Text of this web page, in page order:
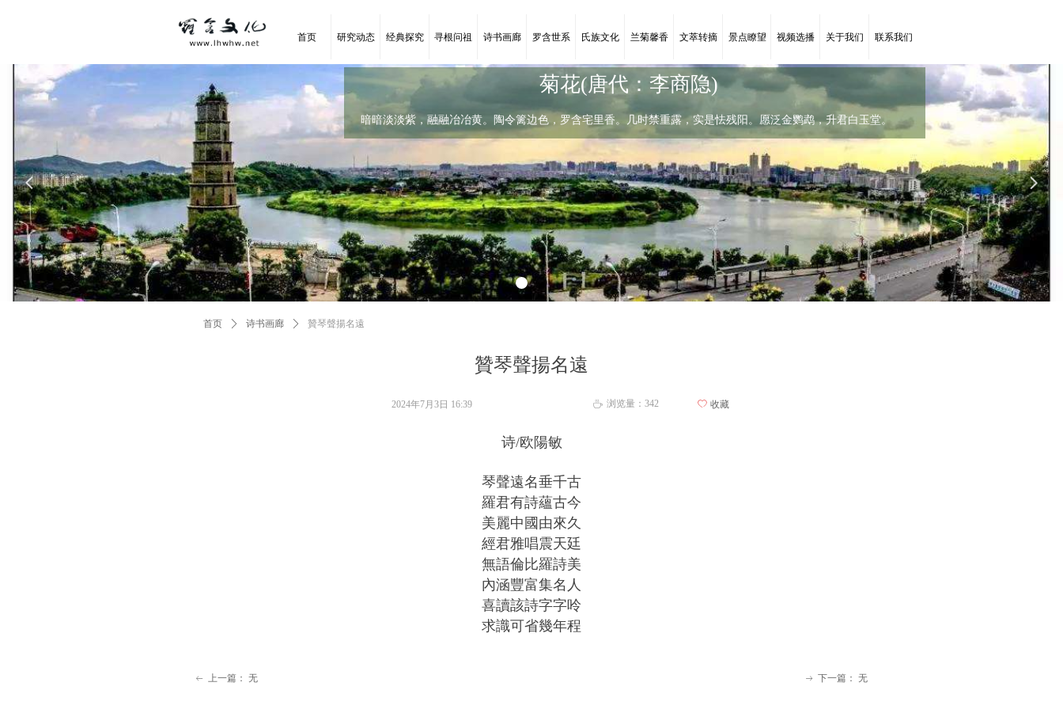
首页 研究动态 经典探究 寻根问祖 诗书画廊 罗含世系 氏族文化 兰菊馨香 文萃转摘 景点瞭望 视频选播 关于我们 联系我们
菊花(唐代：李商隐)
暗暗淡淡紫，融融冶冶黄。陶令篱边色，罗含宅里香。几时禁重露，实是怯残阳。愿泛金鹦鹉，升君白玉堂。
넳 넲
菊花(唐代：李商隐)
暗暗淡淡紫，融融冶冶黄。陶令篱边色，罗含宅里香。几时禁重露，实是怯残阳。愿泛金鹦鹉，升
陶令篱边色，罗含宅里香。
贊琴聲揚名遠
首页 ꄲ 诗书画廊 ꄲ 贊琴聲揚名遠
诗/欧陽敏
琴聲遠名垂千古
羅君有詩蘊古今
美麗中國由來久
經君雅唱震天廷
無語倫比羅詩美
內涵豐富集名人
喜讀該詩字字呤
求識可省幾年程
2024年7月3日 16:39 ꄘ 浏览量： 342 ꄀ 收藏
ꂃ 上一篇： 无 ꁹ 下一篇： 无